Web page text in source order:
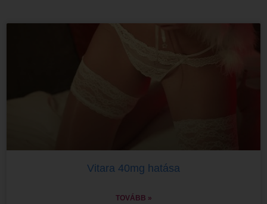
Vitara 40mg hatása
TOVÁBB »